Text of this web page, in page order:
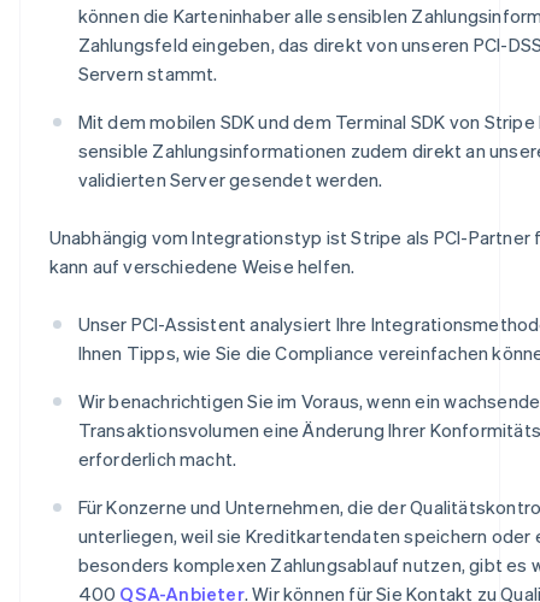
können die Karteninhaber alle sensiblen
Zahlungsfeld eingeben, das direkt von unseren PCI-
Servern stammt.
Mit dem mobilen SDK und dem Terminal SDK von
sensible Zahlungsinformationen zudem direkt an
validierten Server gesendet werden.
Unabhängig vom Integrationstyp ist Stripe als PCI-Partner
kann auf verschiedene Weise helfen.
Unser PCI-Assistent analysiert Ihre
Ihnen Tipps, wie Sie die Compliance vereinfachen
Wir benachrichtigen Sie im Voraus, wenn ein
Transaktionsvolumen eine Änderung Ihrer
erforderlich macht.
Für Konzerne und Unternehmen, die der
unterliegen, weil sie Kreditkartendaten speichern oder
besonders komplexen Zahlungsablauf nutzen, gibt es
400 QSA-Anbieter. Wir können für Sie Kontakt zu